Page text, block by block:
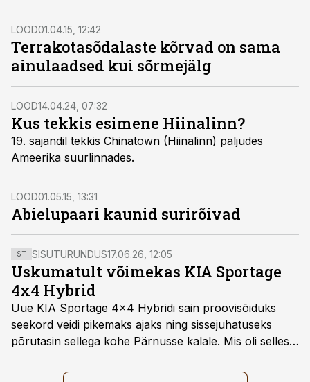
LOOD01.04.15, 12:42
Terrakotasõdalaste kõrvad on sama
ainulaadsed kui sõrmejälg
LOOD14.04.24, 07:32
Kus tekkis esimene Hiinalinn?
19. sajandil tekkis Chinatown (Hiinalinn) paljudes
Ameerika suurlinnades.
LOOD01.05.15, 13:31
Abielupaari kaunid surirõivad
ST SISUTURUNDUS17.06.26, 12:05
Uskumatult võimekas KIA Sportage
4x4 Hybrid
Uue KIA Sportage 4x4 Hybridi sain proovisõiduks
seekord veidi pikemaks ajaks ning sissejuhatuseks
põrutasin sellega kohe Pärnusse kalale. Mis oli selles
läbi järgnev lugu.